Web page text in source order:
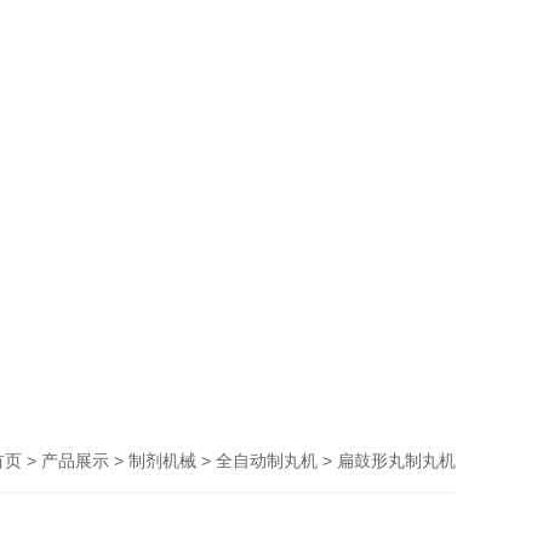
页 > 产品展示 > 制剂机械 > 全自动制丸机 > 扁鼓形丸制丸机